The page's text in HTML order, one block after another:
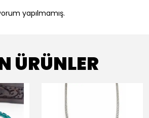
yapılmamış.
ÜRÜNLER